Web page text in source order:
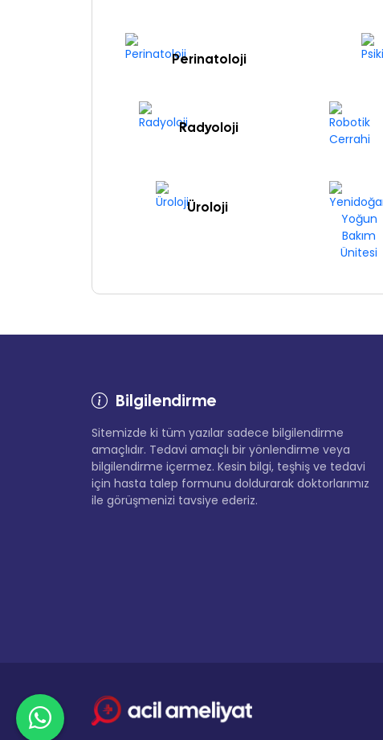
Perinatoloji
Radyoloji
Üroloji
Bilgilendirme
Sitemizde ki tüm yazılar sadece bilgilendirme
amaçlıdır. Tedavi amaçlı bir yönlendirme veya
bilgilendirme içermez. Kesin bilgi, teşhiş ve tedavi
için hasta talep formunu doldurarak doktorlarımız
ile görüşmenizi tavsiye ederiz.